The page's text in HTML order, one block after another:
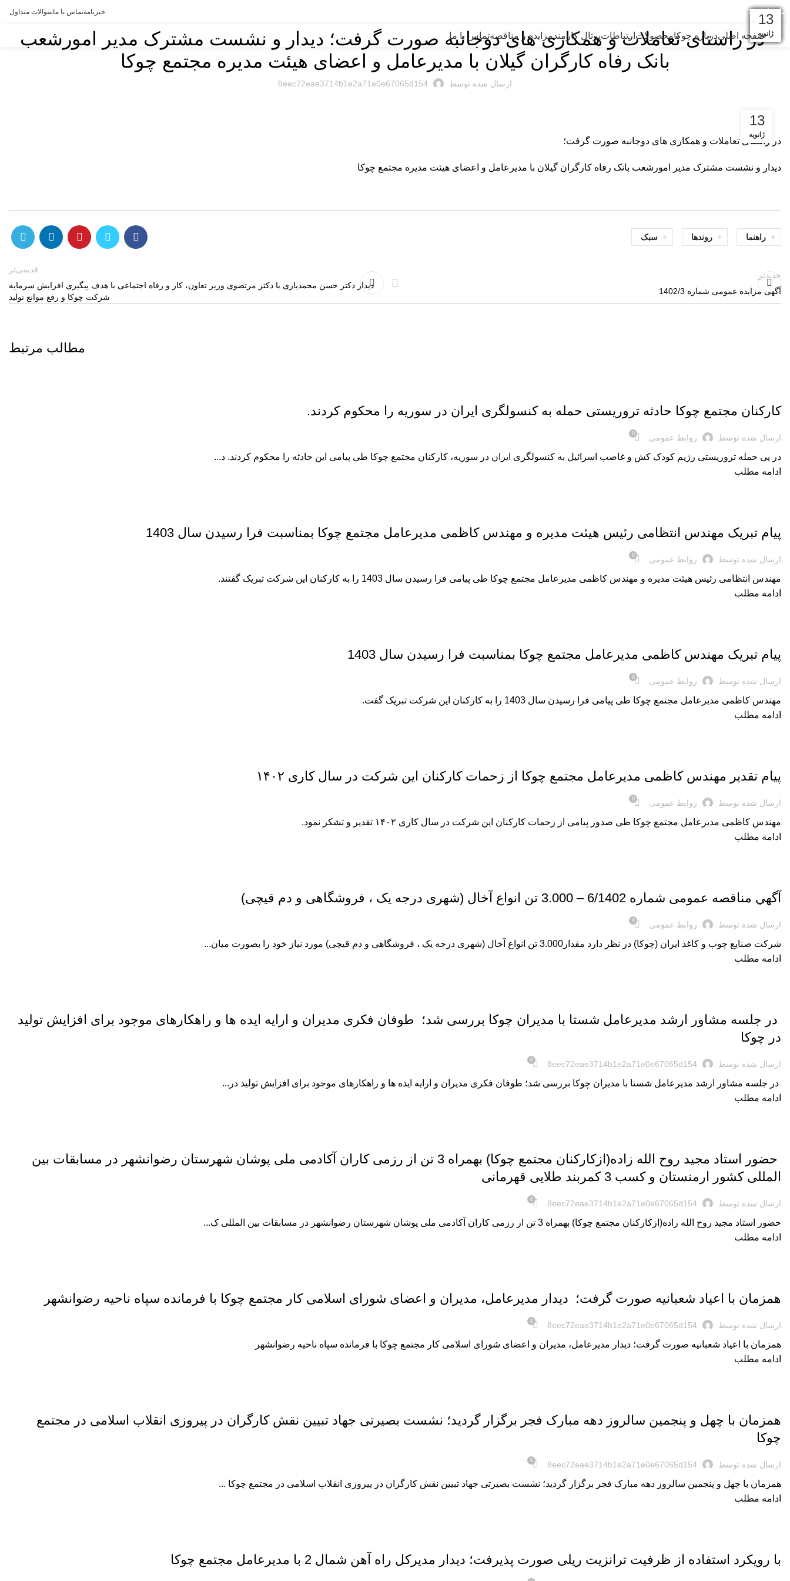
امام علی (ع): خبرنامهتماس با ماسوالات متداول
صفحه اصلیدرباره چوکامحصولات ارتباطاتپرتال کارمندمزایده و مناقصهتماس با ما
در راستای تعاملات و همکاری های دوجانبه صورت گرفت؛ دیدار و نشست مشترک مدیر امورشعب
بانک رفاه کارگران گیلان با مدیرعامل و اعضای هیئت مدیره مجتمع چوکا
ارسال شده توسط 8eec72eae3714b1e2a71e0e67065d154
13
ژانویه
در راستای تعاملات و همکاری های دوجانبه صورت گرفت؛
دیدار و نشست مشترک مدیر امورشعب بانک رفاه کارگران گیلان با مدیرعامل و اعضای هیئت مدیره مجتمع چوکا
راهنما روندها سبک
جدیدتر
آگهی مزایده عمومی شماره 1402/3
قدیمی‌تر
دیدار دکتر حسن محمدیاری با دکتر مرتضوی وزیر تعاون، کار و رفاه اجتماعی با هدف پیگیری افزایش سرمایه
شرکت چوکا و رفع موانع تولید
مطالب مرتبط
03
آوریل
کارکنان مجتمع چوکا حادثه تروریستی حمله به کنسولگری ایران در سوریه را محکوم کردند.
ارسال شده توسط روابط عمومی 0
️در پی حمله تروریستی رژیم کودک کش و غاصب اسرائیل به کنسولگری ایران در سوریه، کارکنان مجتمع چوکا طی پیامی این حادثه را محکوم کردند. د...
ادامه مطلب
25
مارس
پیام تبریک مهندس انتظامی رئیس هیئت مدیره و مهندس کاظمی مدیرعامل مجتمع چوکا بمناسبت فرا رسیدن سال 1403
ارسال شده توسط روابط عمومی 0
مهندس انتظامی رئیس هیئت مدیره و مهندس کاظمی مدیرعامل مجتمع چوکا طی پیامی فرا رسیدن سال 1403 را به کارکنان این شرکت تبریک گفتند.
ادامه مطلب
25
مارس
پیام تبریک مهندس کاظمی مدیرعامل مجتمع چوکا بمناسبت فرا رسیدن سال 1403
ارسال شده توسط روابط عمومی 0
مهندس کاظمی مدیرعامل مجتمع چوکا طی پیامی فرا رسیدن سال 1403 را به کارکنان این شرکت تبریک گفت.
ادامه مطلب
25
مارس
پیام تقدیر مهندس کاظمی مدیرعامل مجتمع چوکا از زحمات کارکنان این شرکت در سال کاری ۱۴۰۲
ارسال شده توسط روابط عمومی 0
مهندس کاظمی مدیرعامل مجتمع چوکا طی صدور پیامی از زحمات کارکنان این شرکت در سال کاری ۱۴۰۲ تقدیر و تشکر نمود.
ادامه مطلب
06
مارس
آگهي مناقصه عمومی شماره 6/1402 – 3.000 تن انواع آخال (شهری درجه یک ، فروشگاهی و دم قیچی)
ارسال شده توسط روابط عمومی 0
شركت صنايع چوب و كاغذ ايران (چوكا) در نظر دارد مقدار3.000 تن انواع آخال (شهری درجه یک ، فروشگاهی و دم قیچی) مورد نیاز خود را بصورت میان...
ادامه مطلب
22
فوریه
️ در جلسه مشاور ارشد مدیرعامل شستا با مدیران چوکا بررسی شد؛ طوفان فکری مدیران و ارایه ایده ها و راهکارهای موجود برای افزایش تولید
در چوکا
ارسال شده توسط 8eec72eae3714b1e2a71e0e67065d154
0
️ در جلسه مشاور ارشد مدیرعامل شستا با مدیران چوکا بررسی شد؛ طوفان فکری مدیران و ارایه ایده ها و راهکارهای موجود برای افزایش تولید در...
ادامه مطلب
17
فوریه
حضور استاد مجید روح الله زاده(ازکارکنان مجتمع چوکا) بهمراه 3 تن از رزمی کاران آکادمی ملی پوشان شهرستان رضوانشهر در مسابقات بین
المللی کشور ارمنستان و کسب 3 کمربند طلایی قهرمانی
ارسال شده توسط 8eec72eae3714b1e2a71e0e67065d154
0
حضور استاد مجید روح الله زاده(ازکارکنان مجتمع چوکا) بهمراه 3 تن از رزمی کاران آکادمی ملی پوشان شهرستان رضوانشهر در مسابقات بین المللی ک...
ادامه مطلب
17
فوریه
همزمان با اعیاد شعبانیه صورت گرفت؛ دیدار مدیرعامل، مدیران و اعضای شورای اسلامی کار مجتمع چوکا با فرمانده سپاه ناحیه رضوانشهر
ارسال شده توسط 8eec72eae3714b1e2a71e0e67065d154
0
همزمان با اعیاد شعبانیه صورت گرفت؛ دیدار مدیرعامل، مدیران و اعضای شورای اسلامی کار مجتمع چوکا با فرمانده سپاه ناحیه رضوانشهر
ادامه مطلب
05
فوریه
همزمان با چهل و پنجمین سالروز دهه مبارک فجر برگزار گردید؛ نشست بصیرتی جهاد تبیین نقش کارگران در پیروزی انقلاب اسلامی در مجتمع
چوکا
ارسال شده توسط 8eec72eae3714b1e2a71e0e67065d154
0
همزمان با چهل و پنجمین سالروز دهه مبارک فجر برگزار گردید؛ نشست بصیرتی جهاد تبیین نقش کارگران در پیروزی انقلاب اسلامی در مجتمع چوکا ...
ادامه مطلب
05
فوریه
با رویکرد استفاده از ظرفیت ترانزیت ریلی صورت پذیرفت؛ دیدار مدیرکل راه آهن شمال 2 با مدیرعامل مجتمع چوکا
20
ژانویه
13
ژانویه